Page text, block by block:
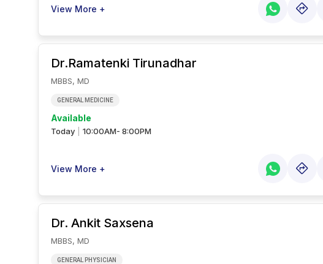
View More +
Dr.Ramatenki Tirunadhar
MBBS, MD
GENERAL MEDICINE
Available
Today 10:00AM- 8:00PM
View More +
Dr. Ankit Saxsena
MBBS, MD
GENERAL PHYSICIAN